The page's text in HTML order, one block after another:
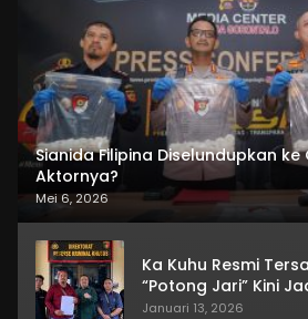
Sianida Filipina Diselundupkan
Aktornya?
Mei 6, 2026
Ka Kuhu Resmi
“Potong Jari” Kini
Januari 13, 2026